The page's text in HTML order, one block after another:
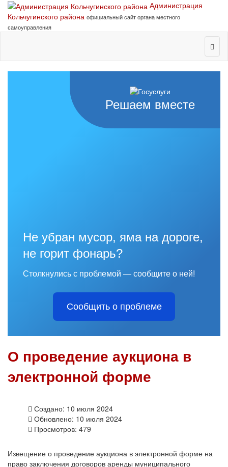
Администрация
Кольчугинского района официальный сайт органа местного
самоуправления
Решаем вместе
Не убран мусор, яма на дороге,
не горит фонарь?
Столкнулись с проблемой — сообщите о ней!
Сообщить о проблеме
О проведение аукциона в
электронной форме
Создано: 10 июля 2024
Обновлено: 10 июля 2024
Просмотров: 479
Извещение о проведение аукциона в электронной форме на
право заключения договоров аренды муниципального